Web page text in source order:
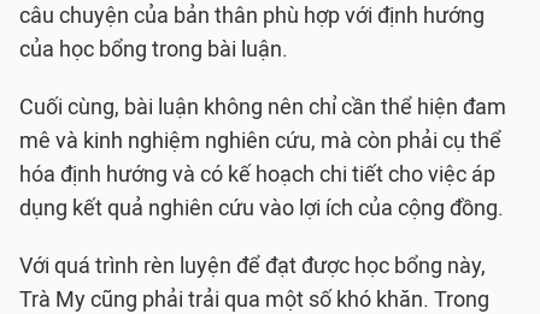
câu chuyện của bản thân phù hợp với định hướng
của học bổng trong bài luận.
Cuối cùng, bài luận không nên chỉ cần thể hiện đam
mê và kinh nghiệm nghiên cứu, mà còn phải cụ thể
hóa định hướng và có kế hoạch chi tiết cho việc áp
dụng kết quả nghiên cứu vào lợi ích của cộng đồng.
Với quá trình rèn luyện để đạt được học bổng này,
Trà My cũng phải trải qua một số khó khăn. Trong